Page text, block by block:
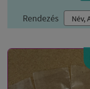
Rendezés